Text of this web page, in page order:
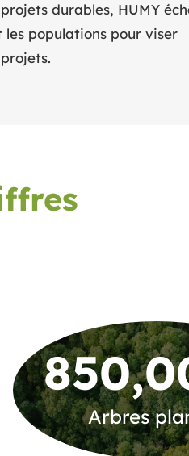
durables, HUMY
populations pour viser
Arbres